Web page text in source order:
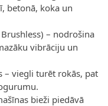
betonā, koka un
– nodrošina
vibrāciju un
– viegli turēt rokās, pat
bieži piedāvā